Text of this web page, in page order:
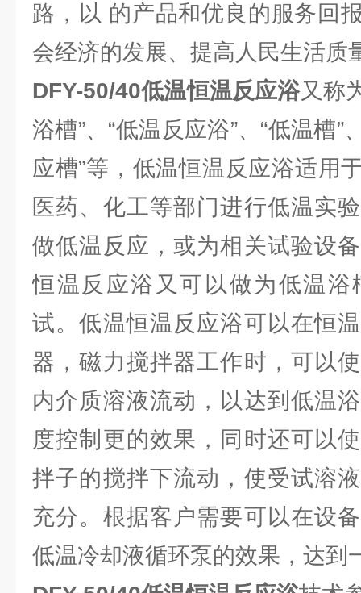
路，以 的产品和优良的服务回
会经济的发展、提高人民生活质
DFY-50/40低温恒温反应浴又称
浴槽”、“低温反应浴”、“低温槽”
应槽”等，低温恒温反应浴适用
医药、化工等部门进行低温实
做低温反应，或为相关试验设
恒温反应浴又可以做为低温浴
试。低温恒温反应浴可以在恒
器，磁力搅拌器工作时，可以
内介质溶液流动，以达到低温
度控制更的效果，同时还可以
拌子的搅拌下流动，使受试溶
充分。根据客户需要可以在设
低温冷却液循环泵的效果，达到